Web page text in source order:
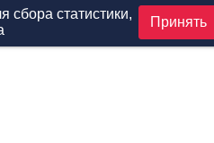
сбора статистики,
Принять